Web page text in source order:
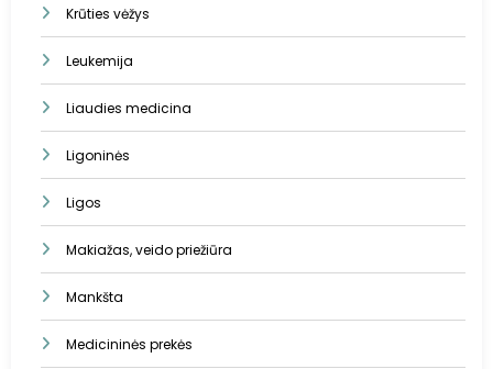
Krūties vėžys
Leukemija
Liaudies medicina
Ligoninės
Ligos
Makiažas, veido priežiūra
Mankšta
Medicininės prekės